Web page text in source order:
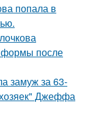
попала в
формы после
замуж за 63-
Джеффа